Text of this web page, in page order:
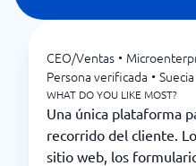
CEO/Ventas •
Persona verificada • Suecia
WHAT DO YOU LIKE MOST?
Una única plataforma
recorrido del cliente.
sitio web, los